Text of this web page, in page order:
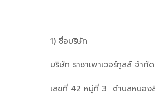
1) ชื่อบริษัท
บริษัท ราชาเพาเวอร์ทูลส์ จำกัด
เลขที่ 42 หมู่ที่ 3 ตำบลหนอง